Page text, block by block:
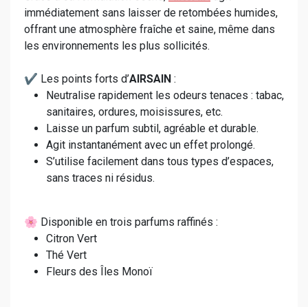
immédiatement sans laisser de retombées humides,
offrant une atmosphère fraîche et saine, même dans
les environnements les plus sollicités.
✔️ Les points forts d’AIRSAIN :
Neutralise rapidement les odeurs tenaces : tabac,
sanitaires, ordures, moisissures, etc.
Laisse un parfum subtil, agréable et durable.
Agit instantanément avec un effet prolongé.
S’utilise facilement dans tous types d’espaces,
sans traces ni résidus.
🌸 Disponible en trois parfums raffinés :
Citron Vert
Thé Vert
Fleurs des Îles Monoï